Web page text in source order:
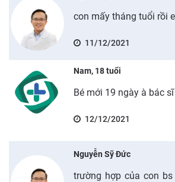
con mấy tháng tuổi rồi
11/12/2021
Nam, 18 tuổi
Bé mới 19 ngày à bác sĩ
12/12/2021
Nguyễn Sỹ Đức
trường hợp của con